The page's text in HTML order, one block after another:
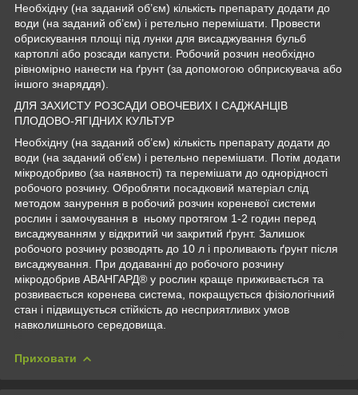
Необхідну (на заданий об’єм) кількість препарату додати до
води (на заданий об’єм) і ретельно перемішати. Провести
обрискування площі під лунки для висаджування бульб
картоплі або розсади капусти. Робочий розчин необхідно
рівномірно нанести на ґрунт (за допомогою обприскувача або
іншого знаряддя).
ДЛЯ ЗАХИСТУ РОЗСАДИ ОВОЧЕВИХ І САДЖАНЦІВ
ПЛОДОВО-ЯГІДНИХ КУЛЬТУР
Необхідну (на заданий об’єм) кількість препарату додати до
води (на заданий об’єм) і ретельно перемішати. Потім додати
мікродобриво (за наявності) та перемішати до однорідності
робочого розчину. Обробляти посадковий матеріал слід
методом занурення в робочий розчин кореневої системи
рослин і замочування в ньому протягом 1-2 годин перед
висаджуванням у відкритий чи закритий ґрунт. Залишок
робочого розчину розводять до 10 л і проливають ґрунт після
висаджування. При додаванні до робочого розчину
мікродобрив АВАНГАРД® у рослин краще приживається та
розвивається коренева система, покращується фізіологічний
стан і підвищується стійкість до несприятливих умов
навколишнього середовища.
Приховати